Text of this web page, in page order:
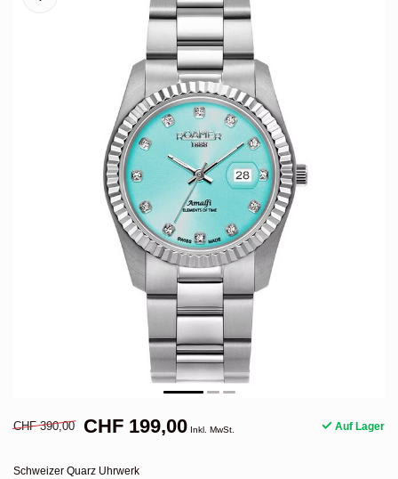
CHF 390,00 CHF 199,00 Inkl. MwSt. Auf Lager
Schweizer Quarz Uhrwerk